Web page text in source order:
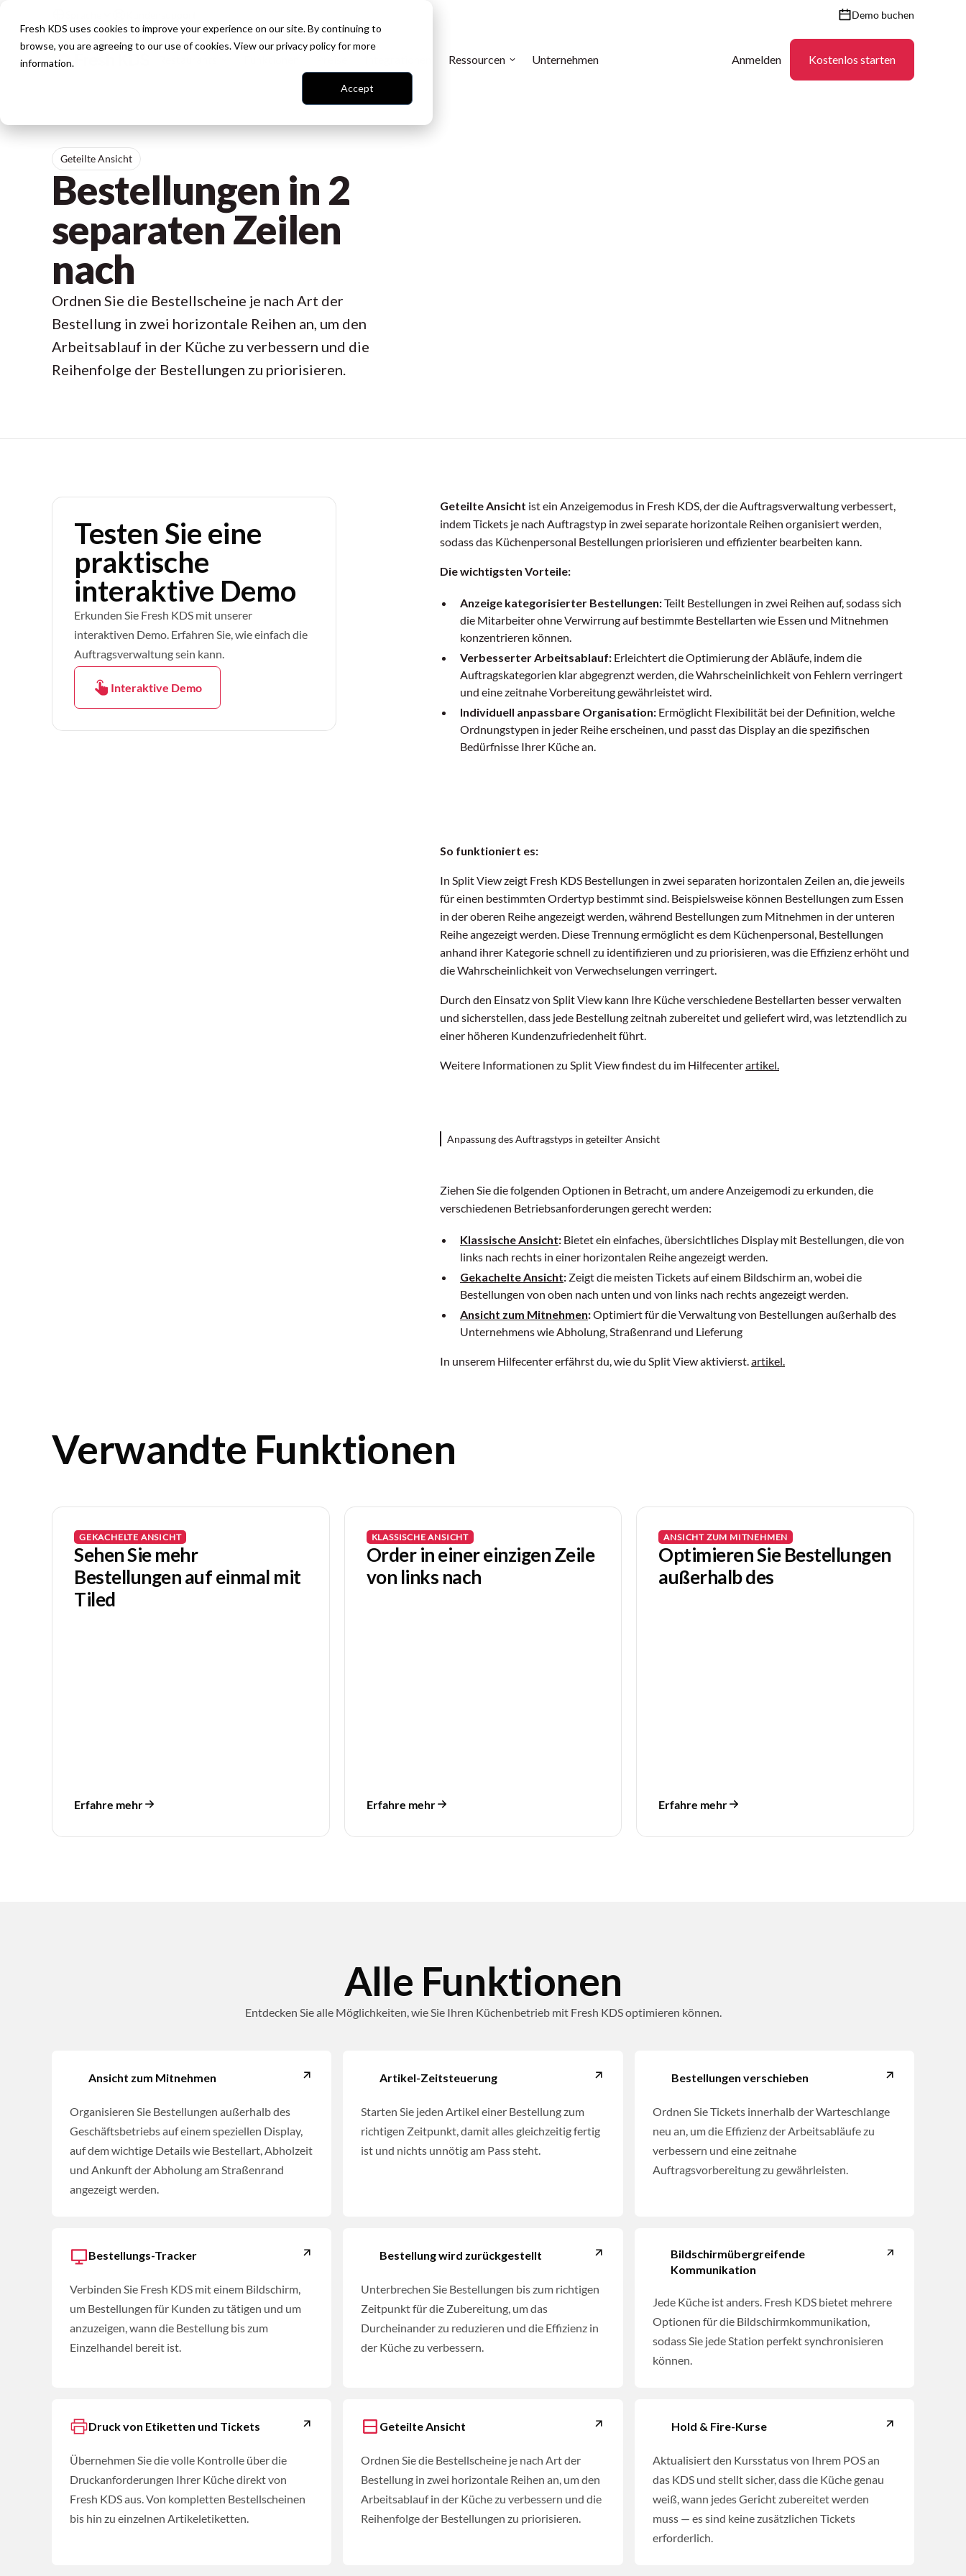
Fresh KDS uses cookies to improve your experience on our site. By continuing to
browse, you are agreeing to our use of cookies. View ourprivacy policyfor more
information.
Accept
Demo buchen
Ressourcen Unternehmen Anmelden Kostenlos starten
Geteilte Ansicht
Bestellungen in 2
separaten Zeilen
nach
Ordnen Sie die Bestellscheine je nach Art der
Bestellung in zwei horizontale Reihen an, um den
Arbeitsablauf in der Küche zu verbessern und die
Reihenfolge der Bestellungen zu priorisieren.
Testen Sie eine
praktische
interaktive Demo
Erkunden Sie Fresh KDS mit unserer
interaktiven Demo. Erfahren Sie, wie einfach die
Auftragsverwaltung sein kann.
Interaktive Demo
Geteilte Ansicht ist ein Anzeigemodus in Fresh KDS, der die Auftragsverwaltung verbessert,
indem Tickets je nach Auftragstyp in zwei separate horizontale Reihen organisiert werden,
sodass das Küchenpersonal Bestellungen priorisieren und effizienter bearbeiten kann.
Die wichtigsten Vorteile:
Anzeige kategorisierter Bestellungen:Teilt Bestellungen in zwei Reihen auf, sodass sich
die Mitarbeiter ohne Verwirrung auf bestimmte Bestellarten wie Essen und Mitnehmen
konzentrieren können.
Verbesserter Arbeitsablauf: Erleichtert die Optimierung der Abläufe, indem die
Auftragskategorien klar abgegrenzt werden, die Wahrscheinlichkeit von Fehlern verringert
und eine zeitnahe Vorbereitung gewährleistet wird.
Individuell anpassbare Organisation: Ermöglicht Flexibilität bei der Definition, welche
Ordnungstypen in jeder Reihe erscheinen, und passt das Display an die spezifischen
Bedürfnisse Ihrer Küche an.
So funktioniert es:
In Split View zeigt Fresh KDS Bestellungen in zwei separaten horizontalen Zeilen an, die jeweils
für einen bestimmten Ordertyp bestimmt sind. Beispielsweise können Bestellungen zum Essen
in der oberen Reihe angezeigt werden, während Bestellungen zum Mitnehmen in der unteren
Reihe angezeigt werden. Diese Trennung ermöglicht es dem Küchenpersonal, Bestellungen
anhand ihrer Kategorie schnell zu identifizieren und zu priorisieren, was die Effizienz erhöht und
die Wahrscheinlichkeit von Verwechselungen verringert.
Durch den Einsatz von Split View kann Ihre Küche verschiedene Bestellarten besser verwalten
und sicherstellen, dass jede Bestellung zeitnah zubereitet und geliefert wird, was letztendlich zu
einer höheren Kundenzufriedenheit führt.
Weitere Informationen zu Split View findest du im Hilfecenterartikel.
Anpassung des Auftragstyps in geteilter Ansicht
Ziehen Sie die folgenden Optionen in Betracht, um andere Anzeigemodi zu erkunden, die
verschiedenen Betriebsanforderungen gerecht werden:
Klassische Ansicht: Bietet ein einfaches, übersichtliches Display mit Bestellungen, die von
links nach rechts in einer horizontalen Reihe angezeigt werden.
Gekachelte Ansicht: Zeigt die meisten Tickets auf einem Bildschirm an, wobei die
Bestellungen von oben nach unten und von links nach rechts angezeigt werden.
Ansicht zum Mitnehmen:Optimiert für die Verwaltung von Bestellungen außerhalb des
Unternehmens wie Abholung, Straßenrand und Lieferung
In unserem Hilfecenter erfährst du, wie du Split View aktivierst.artikel.
Verwandte Funktionen
GEKACHELTE ANSICHT
Sehen Sie mehr
Bestellungen auf einmal mit
Tiled
Erfahre mehr
KLASSISCHE ANSICHT
Order in einer einzigen Zeile
von links nach
Erfahre mehr
ANSICHT ZUM MITNEHMEN
Optimieren Sie Bestellungen
außerhalb des
Erfahre mehr
Alle Funktionen
Entdecken Sie alle Möglichkeiten, wie Sie Ihren Küchenbetrieb mit Fresh KDS optimieren können.
Ansicht zum Mitnehmen
Organisieren Sie Bestellungen außerhalb des
Geschäftsbetriebs auf einem speziellen Display,
auf dem wichtige Details wie Bestellart, Abholzeit
und Ankunft der Abholung am Straßenrand
angezeigt werden.
Artikel-Zeitsteuerung
Starten Sie jeden Artikel einer Bestellung zum
richtigen Zeitpunkt, damit alles gleichzeitig fertig
ist und nichts unnötig am Pass steht.
Bestellungen verschieben
Ordnen Sie Tickets innerhalb der Warteschlange
neu an, um die Effizienz der Arbeitsabläufe zu
verbessern und eine zeitnahe
Auftragsvorbereitung zu gewährleisten.
Bestellungs-Tracker
Verbinden Sie Fresh KDS mit einem Bildschirm,
um Bestellungen für Kunden zu tätigen und um
anzuzeigen, wann die Bestellung bis zum
Einzelhandel bereit ist.
Bestellung wird zurückgestellt
Unterbrechen Sie Bestellungen bis zum richtigen
Zeitpunkt für die Zubereitung, um das
Durcheinander zu reduzieren und die Effizienz in
der Küche zu verbessern.
Bildschirmübergreifende
Kommunikation
Jede Küche ist anders. Fresh KDS bietet mehrere
Optionen für die Bildschirmkommunikation,
sodass Sie jede Station perfekt synchronisieren
können.
Druck von Etiketten und Tickets
Übernehmen Sie die volle Kontrolle über die
Druckanforderungen Ihrer Küche direkt von
Fresh KDS aus. Von kompletten Bestellscheinen
bis hin zu einzelnen Artikeletiketten.
Geteilte Ansicht
Ordnen Sie die Bestellscheine je nach Art der
Bestellung in zwei horizontale Reihen an, um den
Arbeitsablauf in der Küche zu verbessern und die
Reihenfolge der Bestellungen zu priorisieren.
Hold & Fire-Kurse
Aktualisiert den Kursstatus von Ihrem POS an
das KDS und stellt sicher, dass die Küche genau
weiß, wann jedes Gericht zubereitet werden
muss — es sind keine zusätzlichen Tickets
erforderlich.